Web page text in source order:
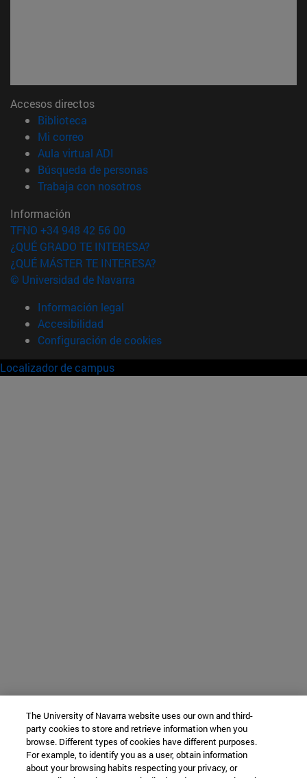
Accesos directos
Biblioteca
Mi correo(abre en nueva ventana)
Aula virtual ADI
Búsqueda de personas(abre en nueva ventana)
Trabaja con nosotros(abre en nueva ventana)
Información
TFNO +34 948 42 56 00
¿QUÉ GRADO TE INTERESA?
¿QUÉ MÁSTER TE INTERESA?
© Universidad de Navarra
Información legal
Accesibilidad
Configuración de cookies
Localizador de campus
The University of Navarra website uses our own and third-
party cookies to store and retrieve information when you
browse. Different types of cookies have different purposes.
For example, to identify you as a user, obtain information
about your browsing habits respecting your privacy, or